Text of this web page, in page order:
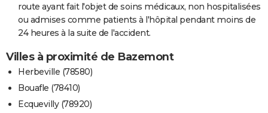
route ayant fait l'objet de soins médicaux, non hospitalisées
ou admises comme patients à l'hôpital pendant moins de
24 heures à la suite de l'accident.
Villes à proximité de Bazemont
Herbeville (78580)
Bouafle (78410)
Ecquevilly (78920)